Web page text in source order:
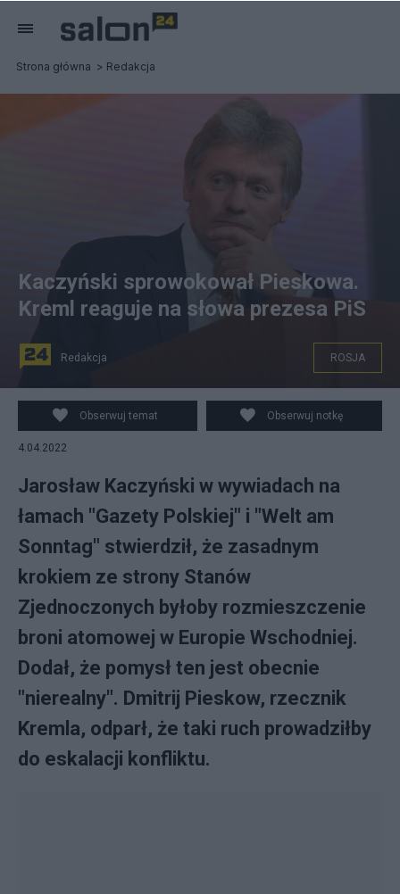
Strona główna Redakcja
Dmitrij Pieskow, rzecznik Kremla.
Kaczyński sprowokował Pieskowa.
Kreml reaguje na słowa prezesa PiS
Redakcja ROSJA
Obserwuj temat Obserwuj notkę
4.04.2022
Jarosław Kaczyński w wywiadach na
łamach "Gazety Polskiej" i "Welt am
Sonntag" stwierdził, że zasadnym
krokiem ze strony Stanów
Zjednoczonych byłoby rozmieszczenie
broni atomowej w Europie Wschodniej.
Dodał, że pomysł ten jest obecnie
"nierealny". Dmitrij Pieskow, rzecznik
Kremla, odparł, że taki ruch prowadziłby
do eskalacji konfliktu.